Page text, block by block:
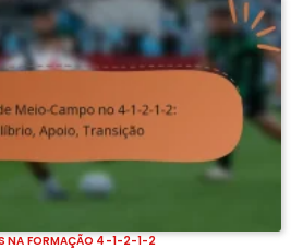
NA FORMAÇÃO 4-1-2-1-2